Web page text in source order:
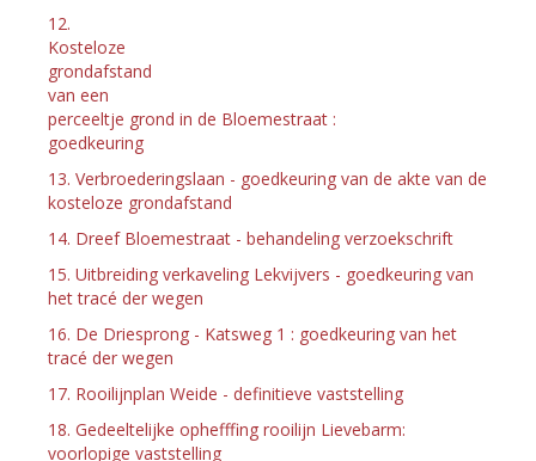
12.
Kosteloze
grondafstand
van een
perceeltje grond in de Bloemestraat :
goedkeuring
13. Verbroederingslaan - goedkeuring van de akte van de
kosteloze grondafstand
14. Dreef Bloemestraat - behandeling verzoekschrift
15. Uitbreiding verkaveling Lekvijvers - goedkeuring van
het tracé der wegen
16. De Driesprong - Katsweg 1 : goedkeuring van het
tracé der wegen
17. Rooilijnplan Weide - definitieve vaststelling
18. Gedeeltelijke ophefffing rooilijn Lievebarm:
voorlopige vaststelling